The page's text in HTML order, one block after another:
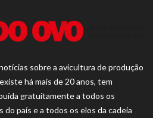
sobre a avicultura de produção
há mais de 20 anos, tem
gratuitamente a todos os
país e a todos os elos da cadeia